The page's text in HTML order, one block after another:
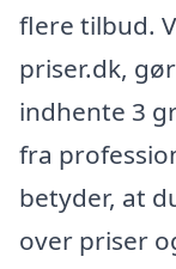
flere tilbud.
priser.dk,
indhente 3
fra
betyder, at
over priser